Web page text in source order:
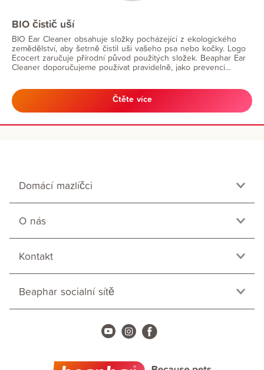
BIO čistič uší
BIO Ear Cleaner obsahuje složky pocházející z ekologického
zemědělství, aby šetrně čistil uši vašeho psa nebo kočky. Logo
Ecocert zaručuje přírodní původ použitých složek. Beaphar Ear
Cleaner doporučujeme používat pravidelně, jako prevenci
Čtěte více
Domácí mazlíčci
O nás
Kontakt
Beaphar socialní sítě